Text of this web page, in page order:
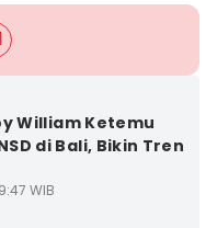
William Ketemu
di Bali, Bikin Tren
WIB